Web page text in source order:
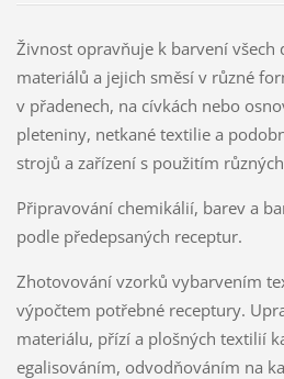
Živnost opravňuje k barvení všech
materiálů a jejich směsí v různé
v přadenech, na cívkách nebo
pleteniny, netkané textilie a
strojů a zařízení s použitím
Připravování chemikálií, barev a
podle předepsaných receptur.
Zhotovování vzorků vybarvením
výpočtem potřebné receptury.
materiálu, přízí a plošných textilií
egalisováním, odvodňováním na